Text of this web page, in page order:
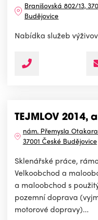
Branišovská 802/13,
Budějovice
Nabídka služeb
TEJMLOV 2014,
nám. Přemysla
37001 České Budějovice
Sklenářské práce,
Velkoobchod a
a maloobchod s
pozemní doprava
motorové dopravy)...